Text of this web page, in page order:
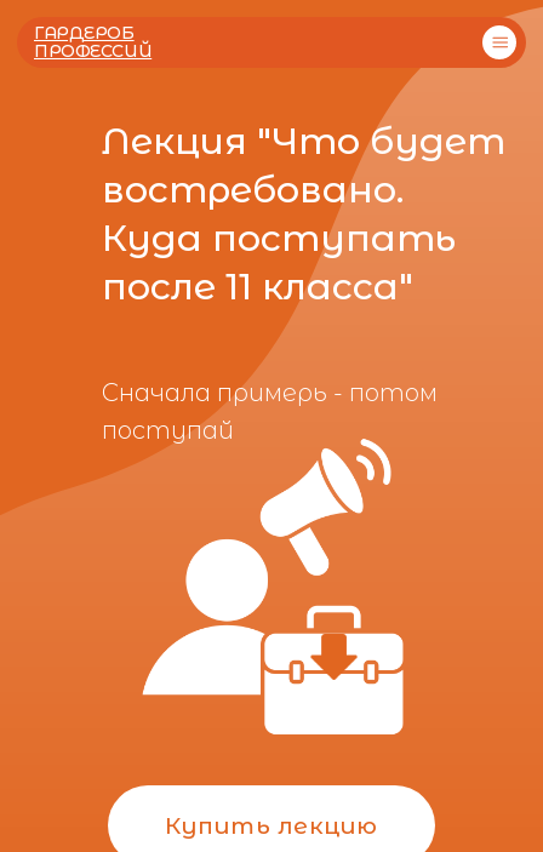
ПРОФЕССИЙ
Лекция "Что будет
востребовано.
Куда поступать
после 11 класса"
Сначала примерь - потом
поступай
Купить лекцию